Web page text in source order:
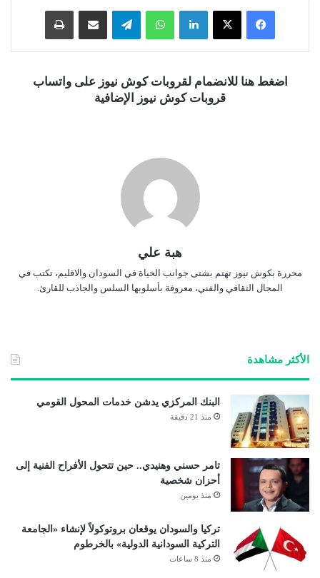
فيسبوك ‫X لينكدإن واتساب تيلقرام
اضغط هنا للانضمام لقروبات كوش نيوز على واتساب
قروبات كوش نيوز الإضافية
هبة علي
محررة بكوش نيوز تهتم بشتى جوانب الحياة في السودان والاقليم، تكتب في
المجال الثقافي والفني، معروفة بأسلوبها السلس والجاذب للقارئ.
الأكثر مشاهدة
البنك المركزي يدشن خدمات المحول القومي
منذ 21 دقيقة
تامر حسني وهنيدي.. حين تتحول الأفراح الفنية إلى
أحزان شخصية
منذ يومين
تركيا والسودان يوقعان بروتوكولاً لإنشاء «الجامعة
التركية السودانية الدولية» بالخرطوم
منذ 8 ساعات